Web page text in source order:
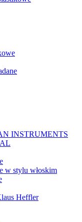
INSTRUMENTS
w stylu włoskim
Heffler